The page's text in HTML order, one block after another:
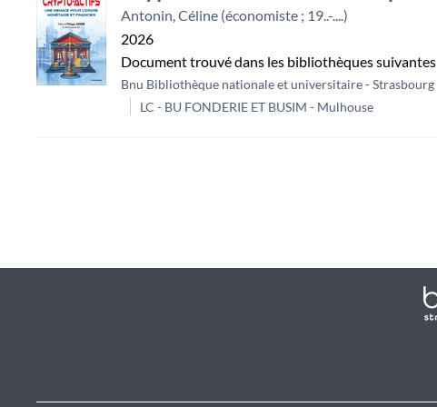
Antonin, Céline (économiste ; 19..-....)
2026
Document trouvé dans les bibliothèques suivantes
Bnu Bibliothèque nationale et universitaire - Strasbourg
LC - BU FONDERIE ET BUSIM - Mulhouse